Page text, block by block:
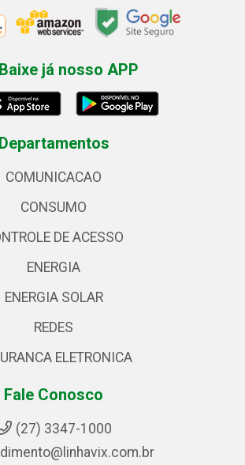
Baixe já nosso APP
Departamentos
COMUNICACAO
CONSUMO
DE ACESSO
ENERGIA
ENERGIA SOLAR
REDES
ELETRONICA
Fale Conosco
(27) 3347-1000